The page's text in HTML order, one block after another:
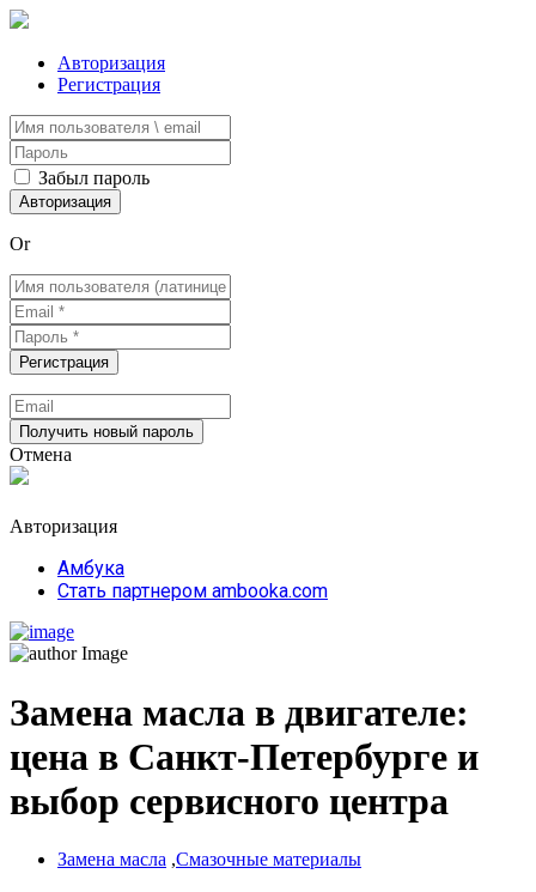
Авторизация
Регистрация
Забыл пароль
Or
Отмена
Авторизация
Амбука
Стать партнером ambooka.com
Замена масла в двигателе:
цена в Санкт-Петербурге и
выбор сервисного центра
Замена масла ,Смазочные материалы